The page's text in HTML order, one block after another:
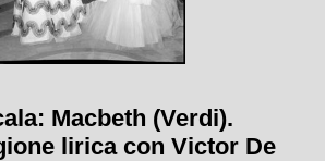
Macbeth (Verdi).
lirica con Victor De